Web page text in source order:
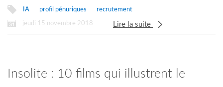
IA profil pénuriques recrutement
jeudi 15 novembre 2018 Lire la suite
Insolite : 10 films qui illustrent le